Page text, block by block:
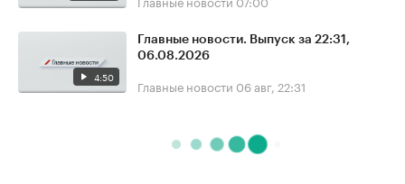
4:50
Главные новости. Выпуск за 22:31,
06.08.2026
Главные новости 06 авг, 22:31